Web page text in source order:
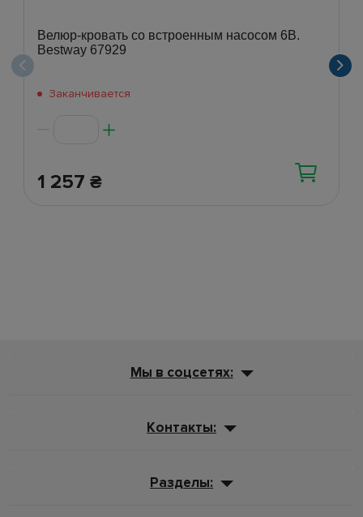
Велюр-кровать со встроенным насосом 6В.
Bestway 67929
Заканчивается
1 257 ₴
Мы в соцсетях:
Контакты:
Разделы: